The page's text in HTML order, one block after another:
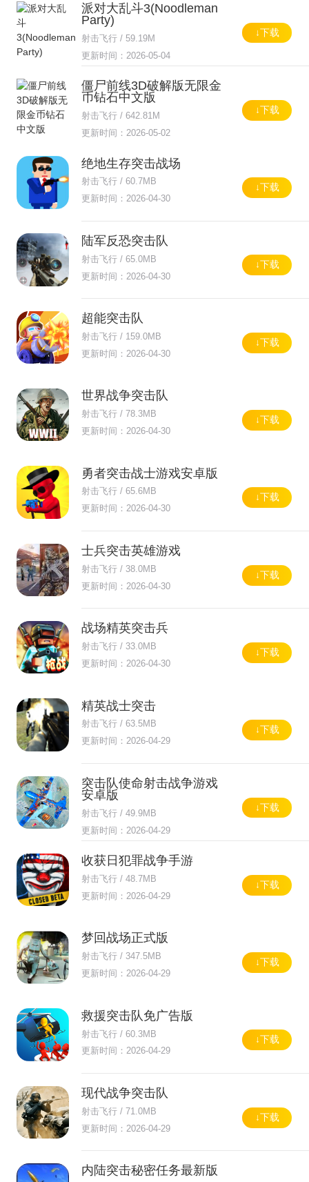
派对大乱斗3(Noodleman
Party)
射击飞行 / 59.19M
更新时间：2026-05-04
↓下载
僵尸前线3D破解版无限金
币钻石中文版
射击飞行 / 642.81M
更新时间：2026-05-02
↓下载
绝地生存突击战场
射击飞行 / 60.7MB
更新时间：2026-04-30
↓下载
陆军反恐突击队
射击飞行 / 65.0MB
更新时间：2026-04-30
↓下载
超能突击队
射击飞行 / 159.0MB
更新时间：2026-04-30
↓下载
世界战争突击队
射击飞行 / 78.3MB
更新时间：2026-04-30
↓下载
勇者突击战士游戏安卓版
射击飞行 / 65.6MB
更新时间：2026-04-30
↓下载
士兵突击英雄游戏
射击飞行 / 38.0MB
更新时间：2026-04-30
↓下载
战场精英突击兵
射击飞行 / 33.0MB
更新时间：2026-04-30
↓下载
精英战士突击
射击飞行 / 63.5MB
更新时间：2026-04-29
↓下载
突击队使命射击战争游戏
安卓版
射击飞行 / 49.9MB
更新时间：2026-04-29
↓下载
收获日犯罪战争手游
射击飞行 / 48.7MB
更新时间：2026-04-29
↓下载
梦回战场正式版
射击飞行 / 347.5MB
更新时间：2026-04-29
↓下载
救援突击队免广告版
射击飞行 / 60.3MB
更新时间：2026-04-29
↓下载
现代战争突击队
射击飞行 / 71.0MB
更新时间：2026-04-29
↓下载
内陆突击秘密任务最新版